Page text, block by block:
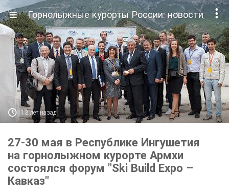

Горнолыжные курорты России: новости
 13 лет назад
27-30 мая в Республике Ингушетия
на горнолыжном курорте Армхи
состоялся форум "Ski Build Expo –
Кавказ"